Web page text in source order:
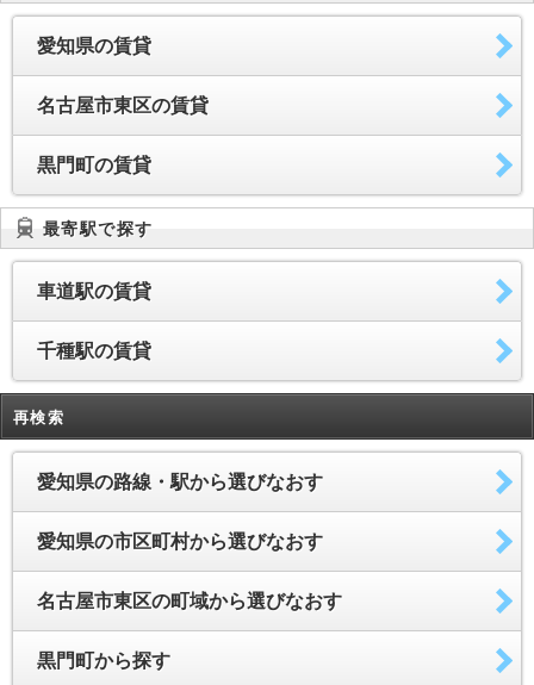
愛知県の賃貸
名古屋市東区の賃貸
黒門町の賃貸
最寄駅で探す
車道駅の賃貸
千種駅の賃貸
再検索
愛知県の路線・駅から選びなおす
愛知県の市区町村から選びなおす
名古屋市東区の町域から選びなおす
黒門町から探す